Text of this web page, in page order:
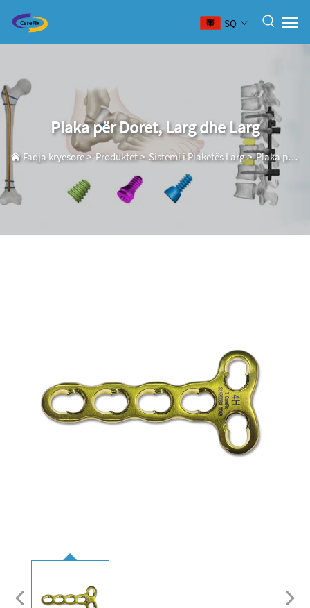
SQ
Plaka për Doret, Larg dhe Larg
Faqja kryesore>Produktet> Sistemi i Plaketës Larg>Plaka për Doret, Larg dhe Larg